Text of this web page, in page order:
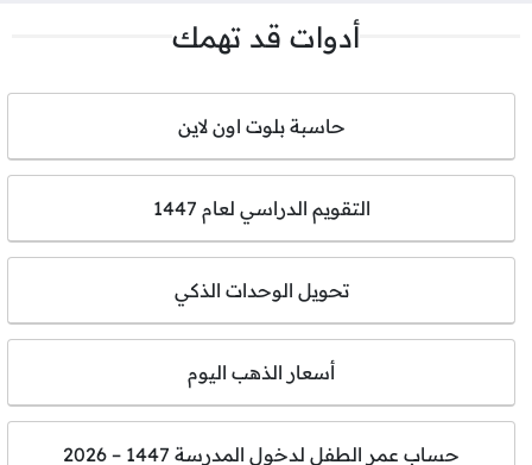
أدوات قد تهمك
حاسبة بلوت اون لاين
التقويم الدراسي لعام 1447
تحويل الوحدات الذكي
أسعار الذهب اليوم
حساب عمر الطفل لدخول المدرسة 1447 – 2026